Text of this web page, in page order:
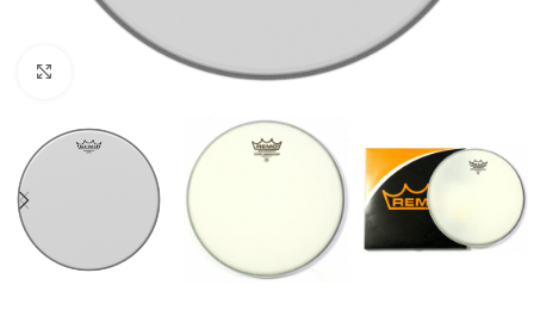
Click to enlarge